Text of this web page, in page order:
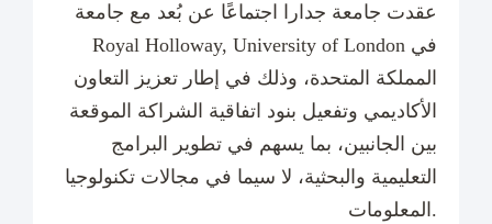
عقدت جامعة جدارا اجتماعًا عن بُعد مع جامعة
Royal Holloway, University of London في
المملكة المتحدة، وذلك في إطار تعزيز التعاون
الأكاديمي وتفعيل بنود اتفاقية الشراكة الموقعة
بين الجانبين، بما يسهم في تطوير البرامج
التعليمية والبحثية، لا سيما في مجالات تكنولوجيا
المعلومات.